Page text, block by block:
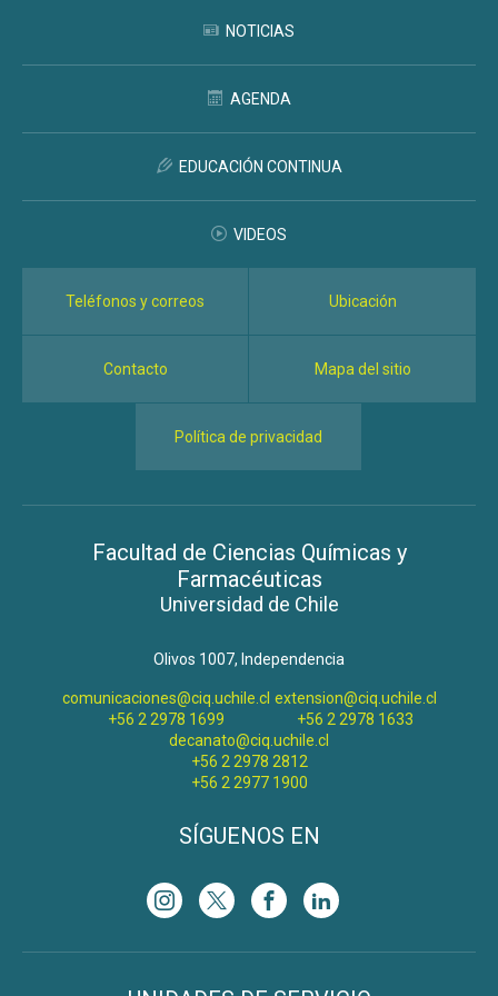
NOTICIAS
AGENDA
EDUCACIÓN CONTINUA
VIDEOS
Teléfonos y correos Ubicación
Contacto Mapa del sitio
Política de privacidad
Facultad de Ciencias Químicas y
Farmacéuticas
Universidad de Chile
Olivos 1007, Independencia
comunicaciones@ciq.uchile.cl
+56 2 2978 1699
extension@ciq.uchile.cl
+56 2 2978 1633
decanato@ciq.uchile.cl
+56 2 2978 2812
+56 2 2977 1900
SÍGUENOS EN